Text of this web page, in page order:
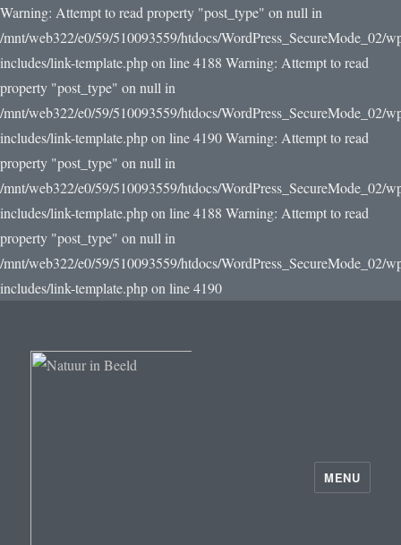
Warning: Attempt to read property "post_type" on null in
/mnt/web322/e0/59/510093559/htdocs/WordPress_SecureMode_02/
includes/link-template.php on line 4188 Warning: Attempt to read
property "post_type" on null in
/mnt/web322/e0/59/510093559/htdocs/WordPress_SecureMode_02/
includes/link-template.php on line 4190Warning: Attempt to read
property "post_type" on null in
/mnt/web322/e0/59/510093559/htdocs/WordPress_SecureMode_02/
includes/link-template.php on line 4188 Warning: Attempt to read
property "post_type" on null in
/mnt/web322/e0/59/510093559/htdocs/WordPress_SecureMode_02/
includes/link-template.php on line 4190
MENU